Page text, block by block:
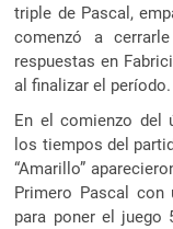
triple de Pascal,
comenzó a
respuestas en
al finalizar el período.
En el comienzo del
los tiempos del
“Amarillo”
Primero Pascal
para poner el juego